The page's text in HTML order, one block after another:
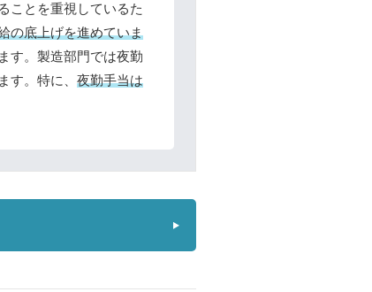
ことを重視しているた
の底上げを進めていま
す。製造部門では夜勤
す。特に、 夜勤手当は